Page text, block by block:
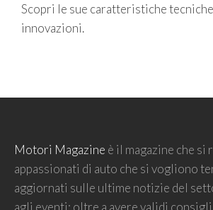
Scopri le sue caratteristiche
innovazioni.
Motori Magazine è il magazine che si
appassionati di auto che si vogliono
aggiornati sulle ultime notizie del
agli eventi; oltre a avere validi